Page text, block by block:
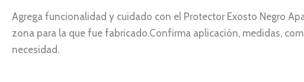
Agrega funcionalidad y cuidado con el Protector Exosto Negro
zona para la que fue fabricado.Confirma aplicación, medidas,
necesidad.